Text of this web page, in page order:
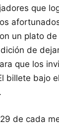
que
un plato
de
que los
billete bajo
de cada